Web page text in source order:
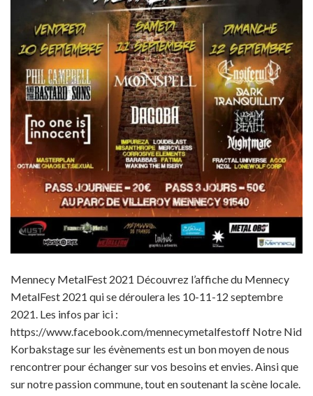
Mennecy MetalFest 2021 Découvrez l’affiche du Mennecy
MetalFest 2021 qui se déroulera les 10-11-12 septembre
2021. Les infos par ici :
https://www.facebook.com/mennecymetalfestoff Notre Nid
Korbakstage sur les évènements est un bon moyen de nous
rencontrer pour échanger sur vos besoins et envies. Ainsi que
sur notre passion commune, tout en soutenant la scène locale.